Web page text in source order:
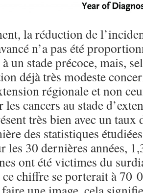
la réduction de
n’a pas été
un stade précoce, mais,
déjà très modeste
régionale et non
les cancers au stade
très bien avec un taux
des statistiques
les 30 dernières années,
ont été victimes du
ce chiffre se porterait à 70